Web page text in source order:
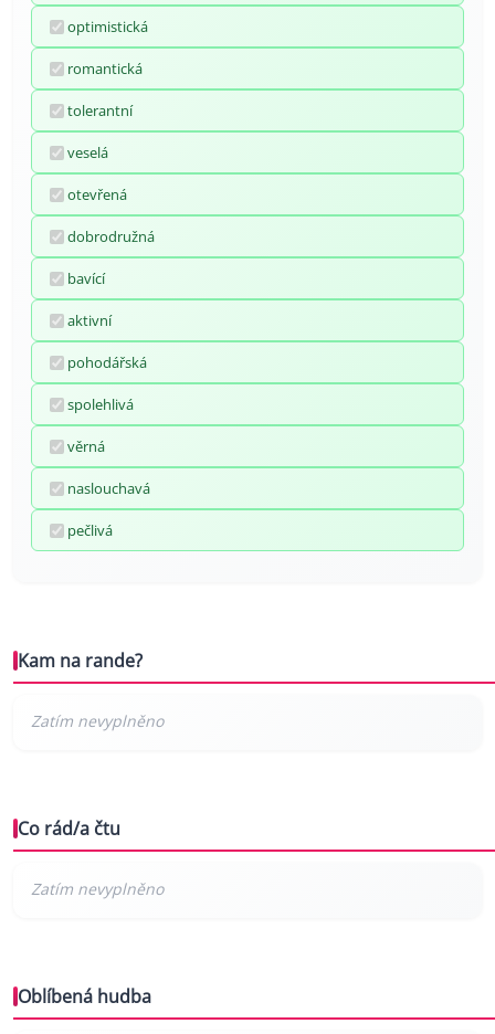
optimistická
romantická
tolerantní
veselá
otevřená
dobrodružná
bavící
aktivní
pohodářská
spolehlivá
věrná
naslouchavá
pečlivá
Kam na rande?
Co rád/a čtu
Oblíbená hudba